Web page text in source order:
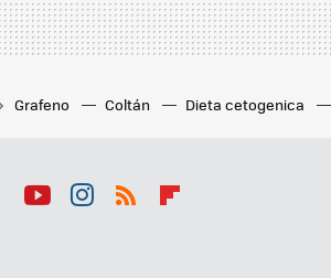
Grafeno Coltán Dieta cetogenica